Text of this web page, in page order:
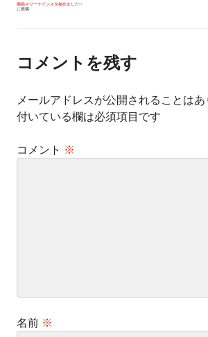
投
シ
ョ
南浜マリーナインスタ始めました
に投稿
コメントを残す
メールアドレスが公開されることはあ
付いている欄は必須項目です
コメント ※
名前 ※